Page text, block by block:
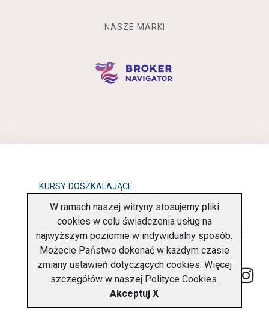
NASZE MARKI
KURSY DOSZKALAJĄCE
OBOWIĄZEK INFORMACYJNY
POLITYKA PRYWATNOŚCI O FIRMIE KONTAKT
Copyright © 2026 Charter Navigator
W ramach naszej witryny stosujemy pliki
cookies w celu świadczenia usług na
najwyższym poziomie w indywidualny sposób.
Możecie Państwo dokonać w każdym czasie
zmiany ustawień dotyczących cookies. Więcej
szczegółów w naszej Polityce Cookies.
Akceptuj X